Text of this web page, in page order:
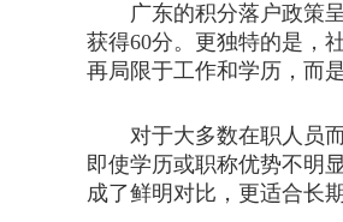
广东的积分落户政策呈
获得60分。更独特的是，
再局限于工作和学历，而
对于大多数在职人员而
即使学历或职称优势不明
成了鲜明对比，更适合长